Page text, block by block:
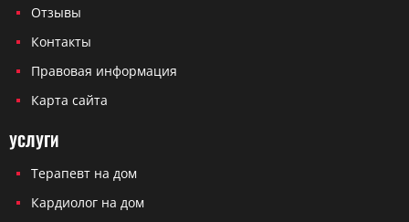
Отзывы
Контакты
Правовая информация
Карта сайта
УСЛУГИ
Терапевт на дом
Кардиолог на дом